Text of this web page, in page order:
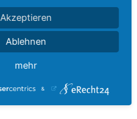
Akzeptieren
Ablehnen
mehr
&